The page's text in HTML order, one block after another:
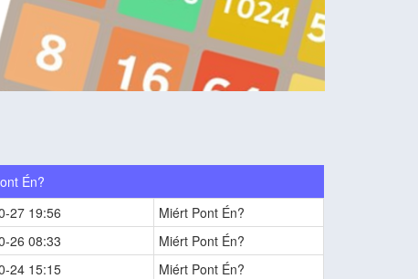
Én?
27 19:56
Miért Pont Én?
26 08:33
Miért Pont Én?
24 15:15
Miért Pont Én?